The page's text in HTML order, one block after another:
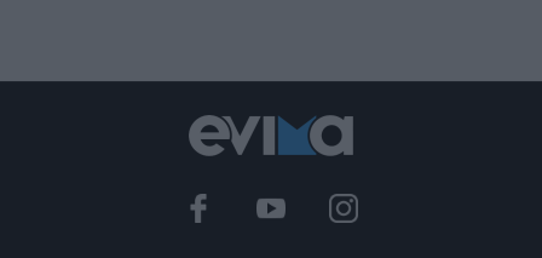
Θρήνος σε όλη την Εύβοια για τον
επιχειρηματία που έφυγε απο την ζωή